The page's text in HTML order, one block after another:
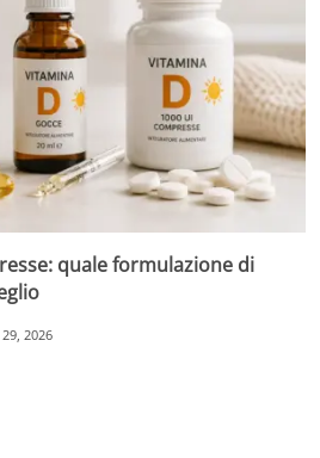
quale formulazione di
2026